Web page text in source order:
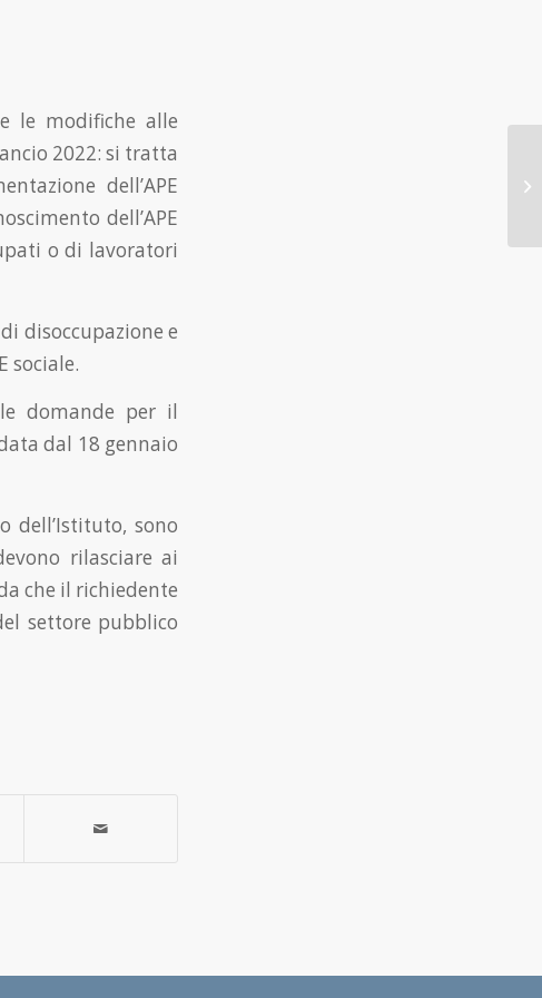
le modifiche alle
2022: si tratta
dell’APE
dell’APE
o di lavoratori
disoccupazione e
sociale.
domande per il
dal 18 gennaio
dell’Istituto, sono
rilasciare ai
che il richiedente
settore pubblico